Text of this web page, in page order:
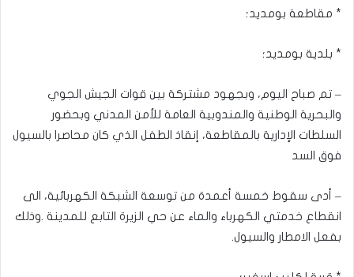
* مقاطعة بومديد؛
* بلدية بومديد؛
– تم صباح اليوم، وبجهود مشتركة بين قوات الجيش الجوي
والبحرية الوطنية والمندوبية العامة للأمن المدني وبحضور
السلطات الإدارية بالمقاطعة، إنقاذ الطفل الذي كان محاصرا بالسيول
فوق السد
– أدى سقوط خمسة أعمدة من توسعة الشبكة الكهربائية، الى
انقطاع خدمتي الكهرباء والماء عن حي الزيرة التابع للمدينة .وذلك
بفعل الامطار والسيول.